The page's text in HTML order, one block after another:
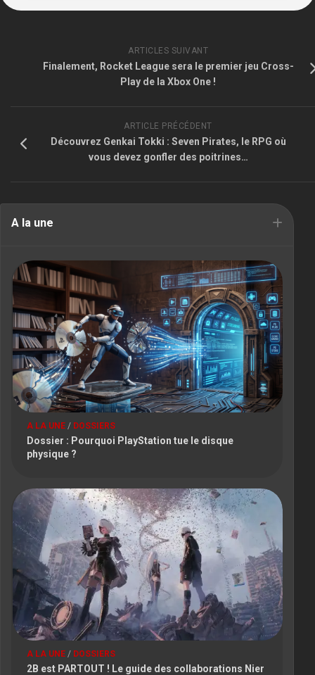
ARTICLES SUIVANT
Finalement, Rocket League sera le premier jeu Cross-
Play de la Xbox One !
ARTICLE PRÉCÉDENT
Découvrez Genkai Tokki : Seven Pirates, le RPG où
vous devez gonfler des poitrines…
A la une
A LA UNE / DOSSIERS
Dossier : Pourquoi PlayStation tue le disque
physique ?
A LA UNE / DOSSIERS
2B est PARTOUT ! Le guide des collaborations Nier